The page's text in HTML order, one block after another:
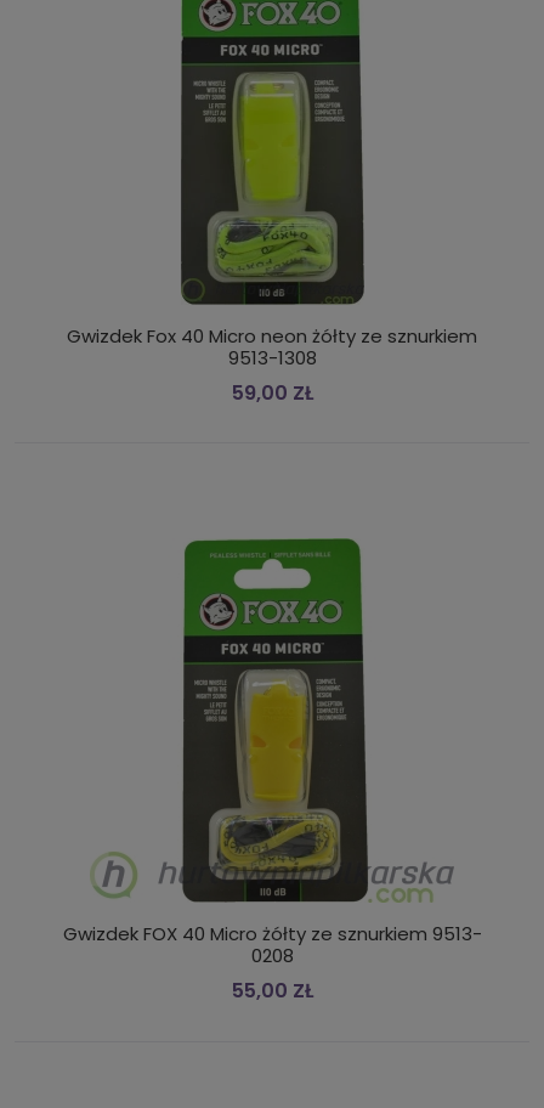
Gwizdek Fox 40 Micro neon żółty ze sznurkiem
9513-1308
59,00 ZŁ
Gwizdek FOX 40 Micro żółty ze sznurkiem 9513-
0208
55,00 ZŁ